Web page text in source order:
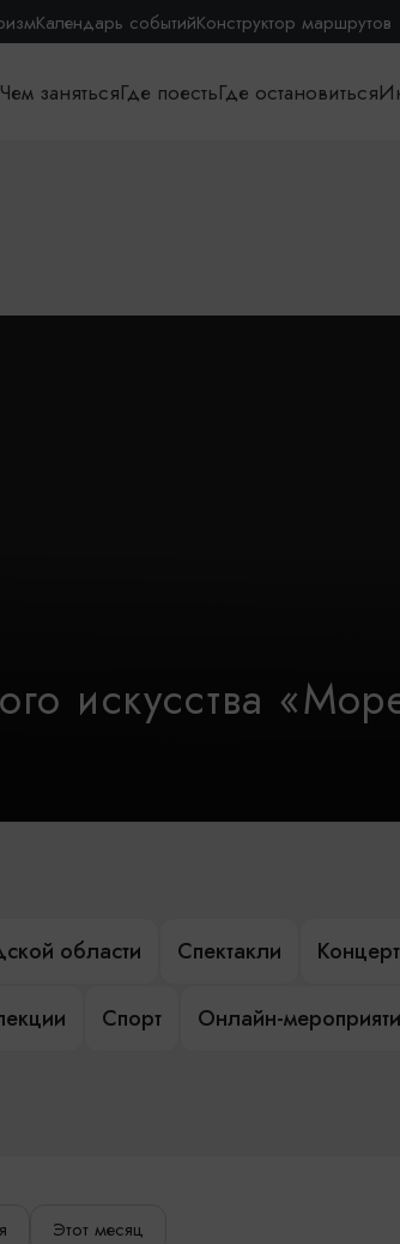
Календарь событийКонструктор маршрутов
Чем занятьсяГде поестьГде остановиться
искусства
области Спектакли
Спорт Онлайн-
Этот месяц